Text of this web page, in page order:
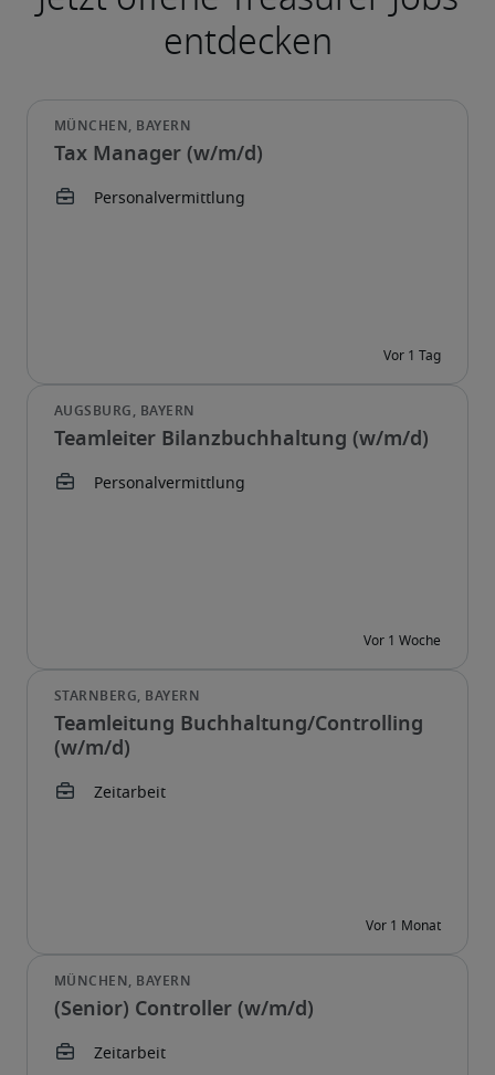
Tax Manager (w/m/d)
Teamleiter Bilanzbuchhaltung (w/m/d)
Teamleitung Buchhaltung/Controlling
(w/m/d)
(Senior) Controller (w/m/d)